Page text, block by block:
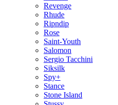
Revenge
Rhude
Ripndip
Rose
Saint-Youth
Salomon
Sergio Tacchini
Siksilk
Spy+
Stance
Stone Island